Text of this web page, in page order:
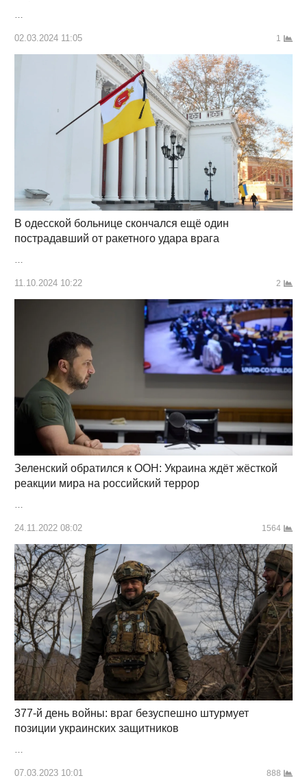
02.03.2024 11:05 1
В одесской больнице скончался ещё один
пострадавший от ракетного удара врага
…
11.10.2024 10:22 2
Зеленский обратился к ООН: Украина ждёт жёсткой
реакции мира на российский террор
…
24.11.2022 08:02 1564
377-й день войны: враг безуспешно штурмует
позиции украинских защитников
…
07.03.2023 10:01 888